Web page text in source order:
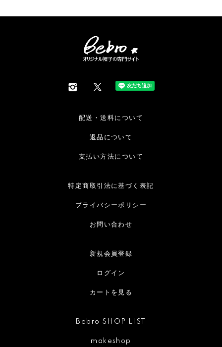
配送・送料について
返品について
支払い方法について
特定商取引法に基づく表記
プライバシーポリシー
お問い合わせ
新規会員登録
ログイン
カートを見る
Bebro SHOP LIST
makeshop